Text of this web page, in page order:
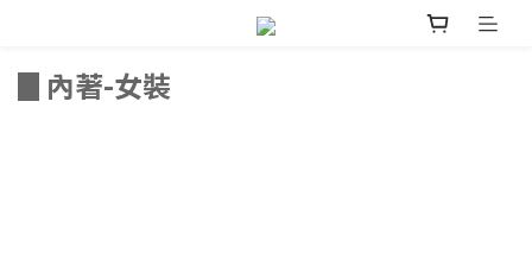
▊內著-女裝